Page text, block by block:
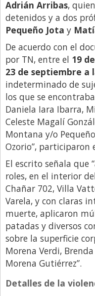
Adrián Arribas,
detenidos y a dos
Pequeño Jota y
De acuerdo con el
por TN, entre el 19
23 de septiembre a
indeterminado de
los que se
Daniela Iara Ibarra,
Celeste Magalí
Montana y/o
Ozorio”, participaron
El escrito señala que
roles, en el interior
Chañar 702, Villa
Varela, y con claras
muerte, aplicaron
patadas y diversos
sobre la superficie
Morena Verdi,
Morena Gutiérrez”.
Detalles de la